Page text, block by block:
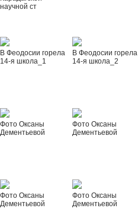
научной ст
В Феодосии горела
14-я школа_1
В Феодосии горела
14-я школа_2
Фото Оксаны
Дементьевой
Фото Оксаны
Дементьевой
Фото Оксаны
Дементьевой
Фото Оксаны
Дементьевой